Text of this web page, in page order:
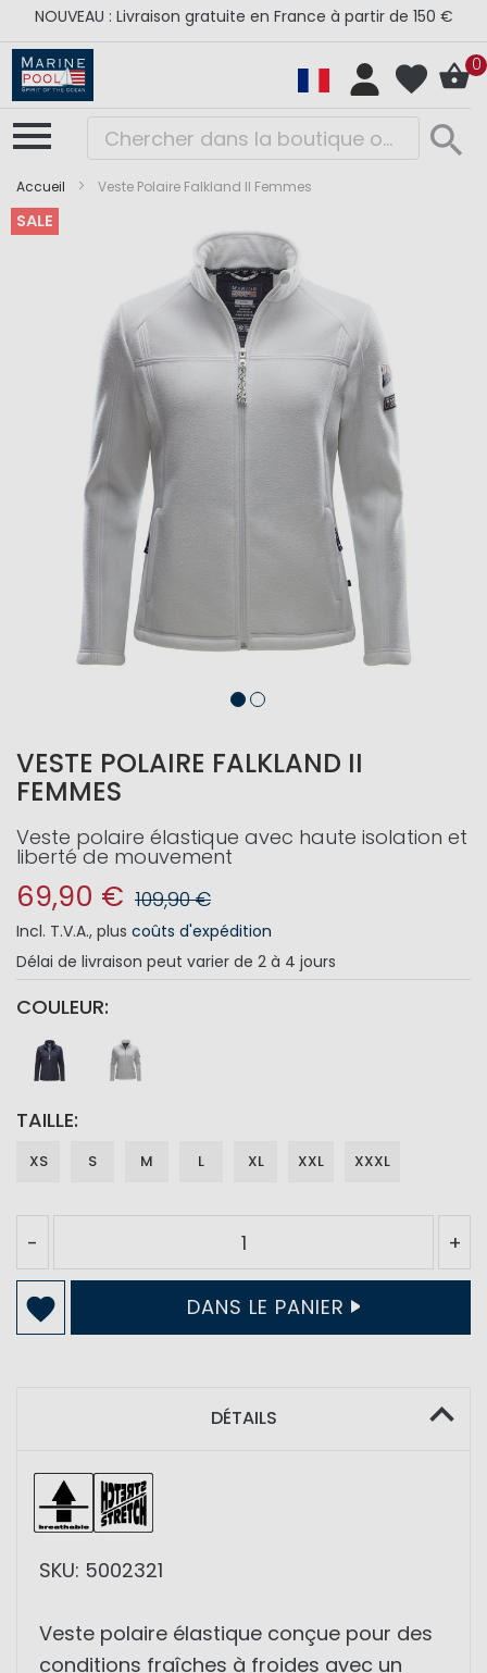
NOUVEAU : Livraison gratuite en France à partir de 150 €
0
Accueil Veste Polaire Falkland II Femmes
SALE
Skip
Skip
beginning
VESTE POLAIRE FALKLAND II
FEMMES
Veste polaire élastique avec haute isolation et
liberté de mouvement
69,90 € 109,90 €
Incl. T.V.A., plus coûts d'expédition
Délai de livraison peut varier de 2 à 4 jours
COULEUR
TAILLE
XS S M L XL XXL XXXL
- +
DANS LE PANIER
DÉTAILS
SKU: 5002321
Veste polaire élastique conçue pour des
conditions fraîches à froides avec un